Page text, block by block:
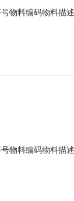
物料编码物料描
效期：2027-
物料编码物料描
17是否指定